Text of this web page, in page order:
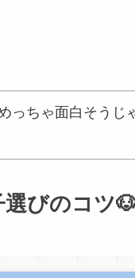
っちゃ面白そうじ
びのコツ